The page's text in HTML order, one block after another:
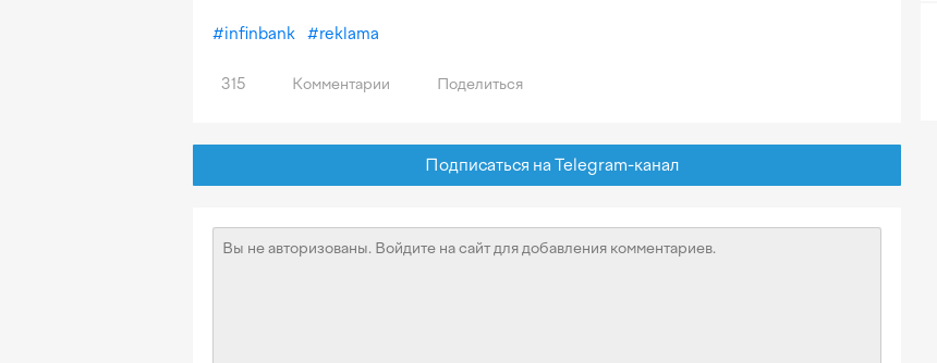
#infinbank #reklama
315 Комментарии Поделиться
Подписаться на Telegram-канал